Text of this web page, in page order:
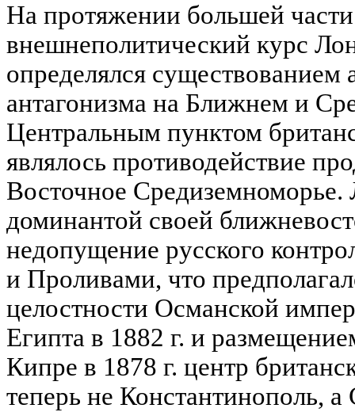
На протяжении большей
внешнеполитический курс
определялся существованием
антагонизма на Ближнем и
Центральным пунктом
являлось противодействие
Восточное Средиземноморье.
доминантой своей
недопущение русского
и Проливами, что
целостности Османской
Египта в 1882 г. и
Кипре в 1878 г. центр
теперь не Константинополь, а